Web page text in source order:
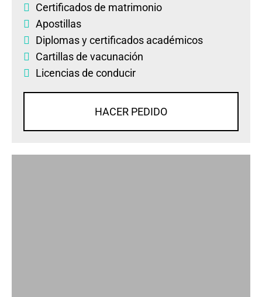
Certificados de matrimonio
Apostillas
Diplomasycertificados académicos
Cartillas de vacunación
Licencias de conducir
HACER PEDIDO